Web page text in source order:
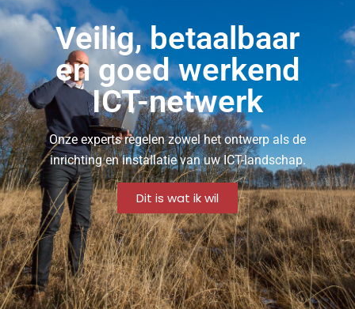
Veilig, betaalbaar
en goed werkend
ICT-netwerk
Onze experts regelen zowel het ontwerp als de
inrichting en installatie van uw ICT-landschap.
Dit is wat ik wil